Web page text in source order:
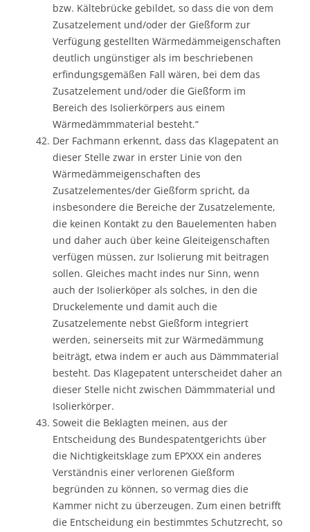
bzw. Kältebrücke gebildet, so dass die von dem
Zusatzelement und/oder der Gießform zur
Verfügung gestellten Wärmedämmeigenschaften
deutlich ungünstiger als im beschriebenen
erfindungsgemäßen Fall wären, bei dem das
Zusatzelement und/oder die Gießform im
Bereich des Isolierkörpers aus einem
Wärmedämmmaterial besteht.“
Der Fachmann erkennt, dass das Klagepatent an
dieser Stelle zwar in erster Linie von den
Wärmedämmeigenschaften des
Zusatzelementes/der Gießform spricht, da
insbesondere die Bereiche der Zusatzelemente,
die keinen Kontakt zu den Bauelementen haben
und daher auch über keine Gleiteigenschaften
verfügen müssen, zur Isolierung mit beitragen
sollen. Gleiches macht indes nur Sinn, wenn
auch der Isolierköper als solches, in den die
Druckelemente und damit auch die
Zusatzelemente nebst Gießform integriert
werden, seinerseits mit zur Wärmedämmung
beiträgt, etwa indem er auch aus Dämmmaterial
besteht. Das Klagepatent unterscheidet daher an
dieser Stelle nicht zwischen Dämmmaterial und
Isolierkörper.
Soweit die Beklagten meinen, aus der
Entscheidung des Bundespatentgerichts über
die Nichtigkeitsklage zum EP‘XXX ein anderes
Verständnis einer verlorenen Gießform
begründen zu können, so vermag dies die
Kammer nicht zu überzeugen. Zum einen betrifft
die Entscheidung ein bestimmtes Schutzrecht, so